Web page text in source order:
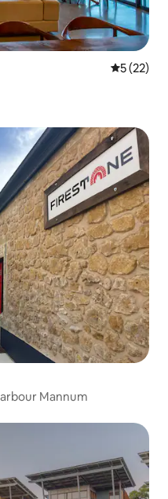
5 (22)
Mannum